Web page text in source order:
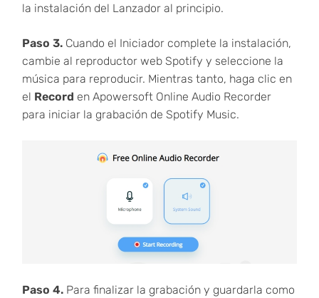
la instalación del Lanzador al principio.
Paso 3.Cuando el Iniciador complete la instalación,
cambie al reproductor web Spotify y seleccione la
música para reproducir. Mientras tanto, haga clic en
el Record en Apowersoft Online Audio Recorder
para iniciar la grabación de Spotify Music.
Paso 4.Para finalizar la grabación y guardarla como